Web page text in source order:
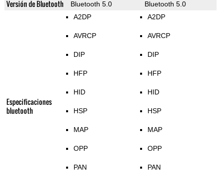
Versión de Bluetooth Bluetooth 5.0 Bluetooth 5.0
Especificaciones
bluetooth
A2DP
AVRCP
DIP
HFP
HID
HSP
MAP
OPP
PAN
A2DP
AVRCP
DIP
HFP
HID
HSP
MAP
OPP
PAN